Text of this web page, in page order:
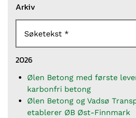
Arkiv
Søketekst
2026
Ølen Betong med første
karbonfri betong
Ølen Betong og Vadsø
etablerer ØB Øst-Finnmark